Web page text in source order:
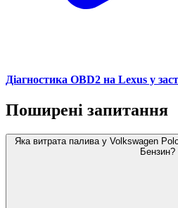
Діагностика OBD2 на Lexus у
Поширені запитання
Яка витрата палива у Volkswagen
Бензин?